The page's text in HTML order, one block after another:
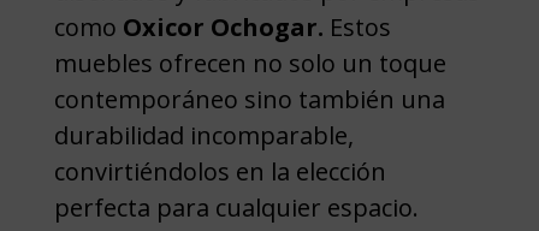
como Oxicor Ochogar. Estos
muebles ofrecen no solo un toque
contemporáneo sino también una
durabilidad incomparable,
convirtiéndolos en la elección
perfecta para cualquier espacio.